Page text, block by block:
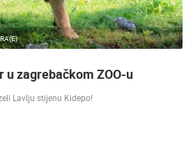
nakon osvojenog
17.07 ]